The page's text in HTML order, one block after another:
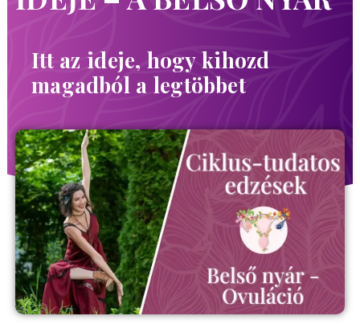
Itt az ideje, hogy kihozd
magadból a legtöbbet